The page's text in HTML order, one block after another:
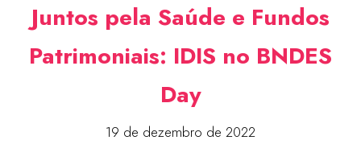
Juntos pela Saúde e Fundos
Patrimoniais: IDIS no BNDES
Day
19 de dezembro de 2022